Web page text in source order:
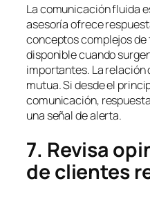
La comunicación fluida
asesoría ofrece
conceptos complejos
disponible cuando
importantes. La relación
mutua. Si desde el
comunicación,
una señal de alerta.
7. Revisa
de clientes